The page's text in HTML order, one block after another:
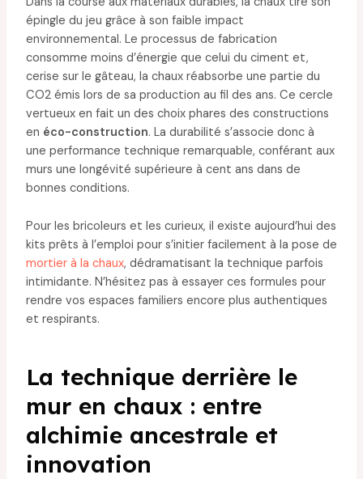
épingle du jeu grâce à son faible impact
environnemental. Le processus de fabrication
consomme moins d’énergie que celui du ciment et,
cerise sur le gâteau, la chaux réabsorbe une partie du
CO2 émis lors de sa production au fil des ans. Ce cercle
vertueux en fait un des choix phares des constructions
en éco-construction. La durabilité s’associe donc à
une performance technique remarquable, conférant aux
murs une longévité supérieure à cent ans dans de
bonnes conditions.
Pour les bricoleurs et les curieux, il existe aujourd’hui des
kits prêts à l’emploi pour s’initier facilement à la pose de
mortier à la chaux, dédramatisant la technique parfois
intimidante. N’hésitez pas à essayer ces formules pour
rendre vos espaces familiers encore plus authentiques
et respirants.
La technique derrière le
mur en chaux : entre
alchimie ancestrale et
innovation